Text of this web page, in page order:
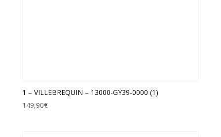
1 – VILLEBREQUIN – 13000-GY39-0000 (1)
149,90€